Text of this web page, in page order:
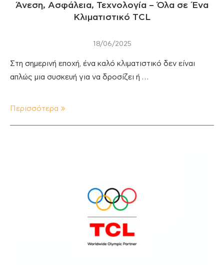
Άνεση, Ασφάλεια, Τεχνολογία – Όλα σε Ένα
Κλιματιστικό TCL
18/06/2025
Στη σημερινή εποχή, ένα καλό κλιματιστικό δεν είναι
απλώς μια συσκευή για να δροσίζει ή …
Περισσότερα